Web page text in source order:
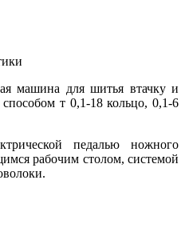
машина для шитья втачку и
т 0,1-18 кольцо, 0,1-6
педалью ножного
рабочим столом, системой